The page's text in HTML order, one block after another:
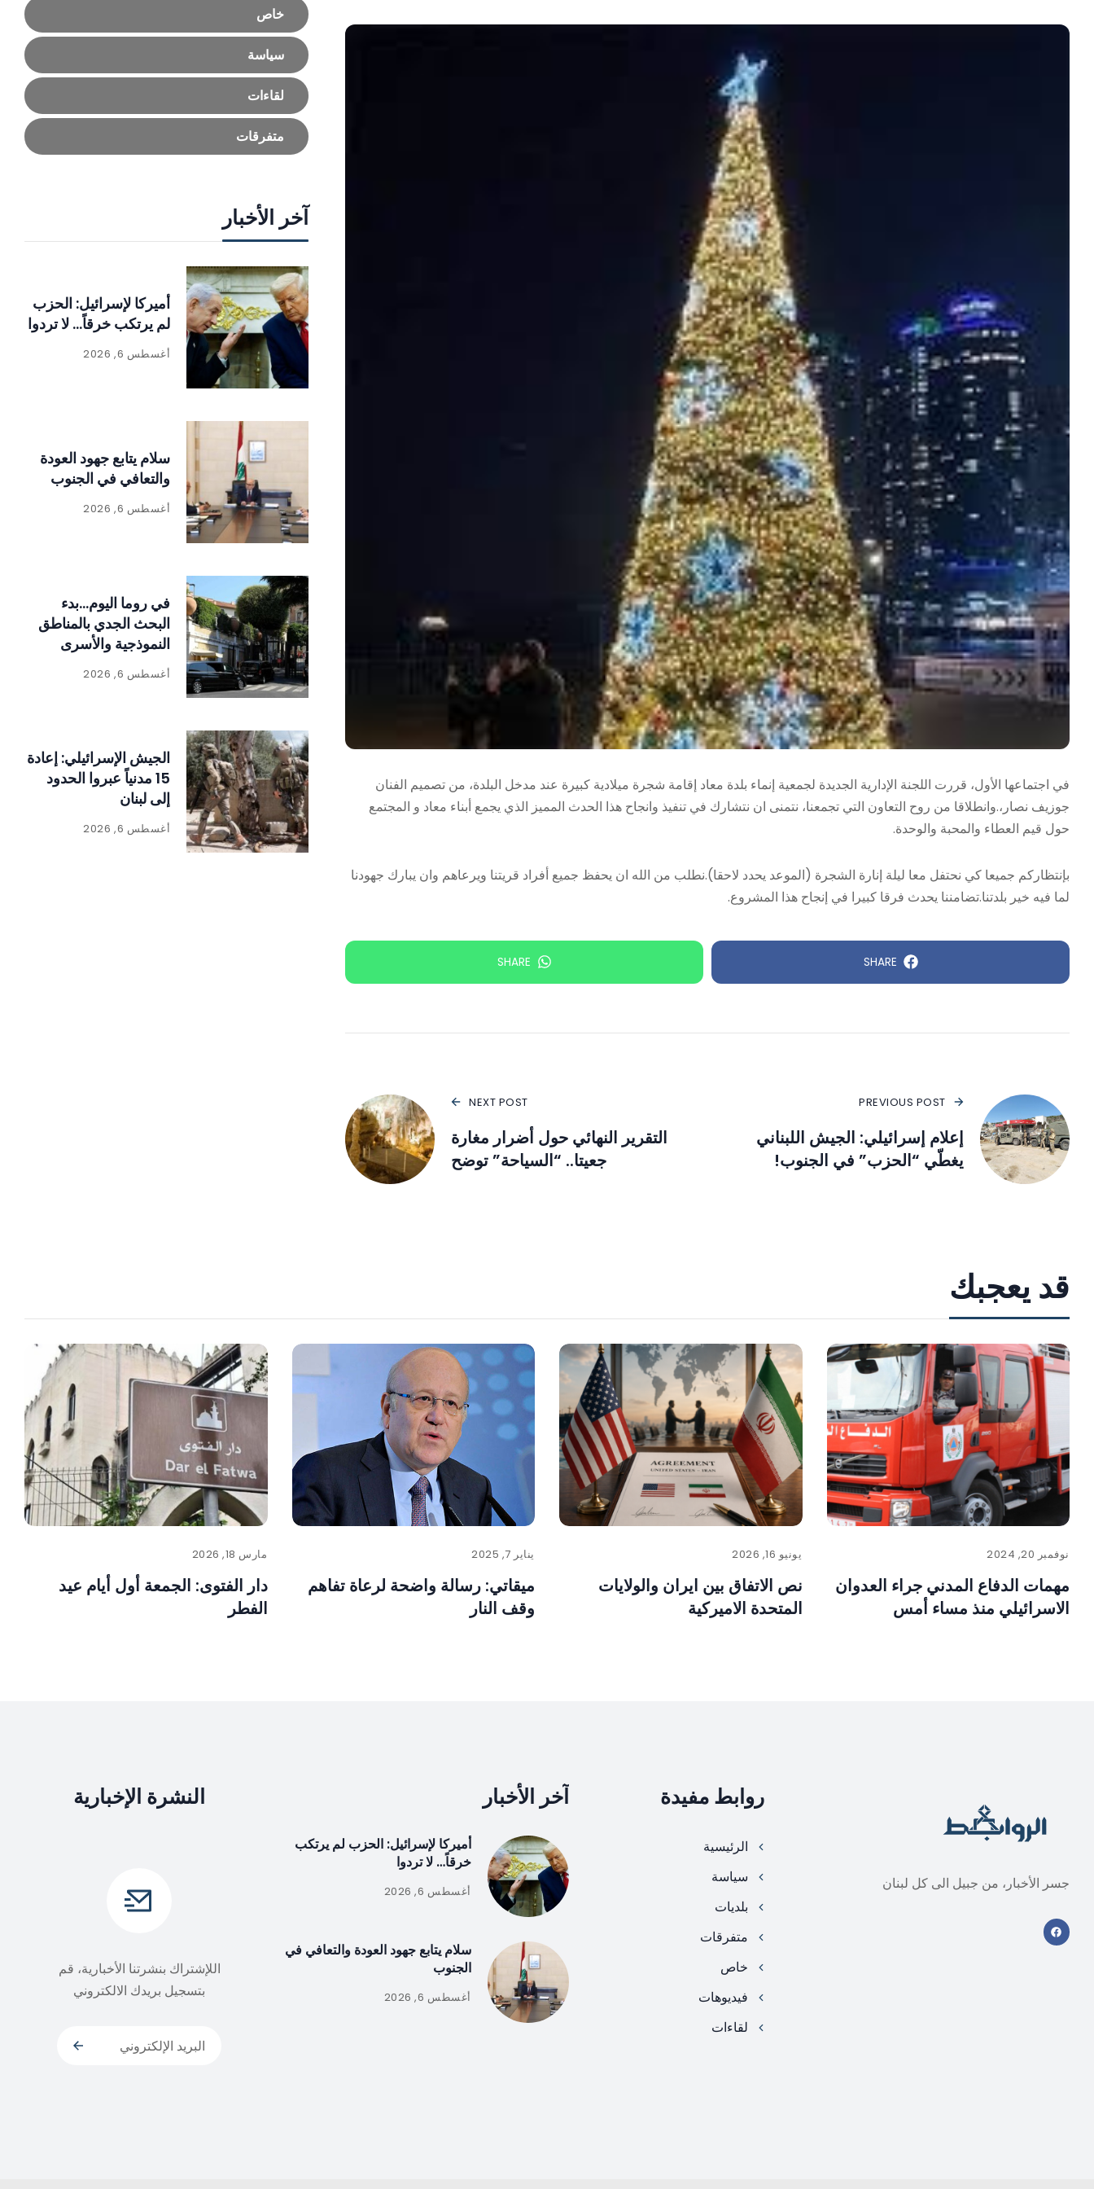
في اجتماعها الأول، قررت اللجنة الإدارية الجديدة لجمعية إنماء بلدة معاد إقامة شجرة ميلادية كبيرة عند مدخل البلدة، من تصميم الفنان
جوزيف نصار،.وانطلاقا من روح التعاون التي تجمعنا، نتمنى ان نتشارك في تنفيذ وانجاح هذا الحدث المميز الذي يجمع أبناء معاد و المجتمع
حول قيم العطاء والمحبة والوحدة.
بإنتظاركم جميعا كي نحتفل معا ليلة إنارة الشجرة (الموعد يحدد لاحقا).نطلب من الله ان يحفظ جميع أفراد قريتنا ويرعاهم وان يبارك جهودنا
لما فيه خير بلدتنا.تضامننا يحدث فرقا كبيرا في إنجاح هذا المشروع.
SHARE
SHARE
PREVIOUS POST
إعلام إسرائيلي: الجيش اللبناني
يغطّي “الحزب” في الجنوب!
NEXT POST
التقرير النهائي حول أضرار مغارة
جعيتا.. “السياحة” توضح
خاص
سياسة
لقاءات
متفرقات
آخر الأخبار
أميركا لإسرائيل: الحزب
لم يرتكب خرقاً… لا تردوا
أغسطس 6, 2026
سلام يتابع جهود العودة
والتعافي في الجنوب
أغسطس 6, 2026
في روما اليوم…بدء
البحث الجدي بالمناطق
النموذجية والأسرى
بشقين
أغسطس 6, 2026
الجيش الإسرائيلي: إعادة
15 مدنياً عبروا الحدود
إلى لبنان
أغسطس 6, 2026
قد يعجبك
نوفمبر 20, 2024
مهمات الدفاع المدني جراء العدوان
الاسرائيلي منذ مساء أمس
يونيو 16, 2026
نص الاتفاق بين ايران والولايات
المتحدة الاميركية
يناير 7, 2025
ميقاتي: رسالة واضحة لرعاة تفاهم
وقف النار
مارس 18, 2026
دار الفتوى: الجمعة أول أيام عيد
الفطر
جسر الأخبار، من جبيل الى كل لبنان
روابط مفيدة
الرئيسية
سياسة
بلديات
متفرقات
خاص
فيديوهات
لقاءات
آخر الأخبار
أميركا لإسرائيل: الحزب لم يرتكب
خرقاً… لا تردوا
أغسطس 6, 2026
سلام يتابع جهود العودة والتعافي في
الجنوب
أغسطس 6, 2026
النشرة الإخبارية
اللإشتراك بنشرتنا الأخبارية، قم
بتسجيل بريدك الالكتروني